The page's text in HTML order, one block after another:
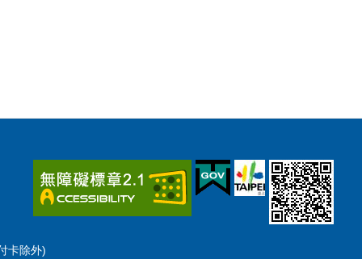
卡除外)